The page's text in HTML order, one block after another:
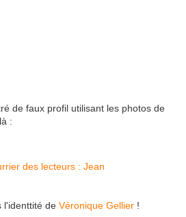
de faux profil utilisant les photos de
:
l'identtité de Véronique Gellier !